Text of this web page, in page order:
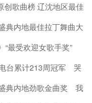
歌曲榜 辽沈地区最佳
内地最佳拉丁舞曲大
最受欢迎女歌手奖”
台累计213周冠军 哭
典内地劲歌金曲奖 我